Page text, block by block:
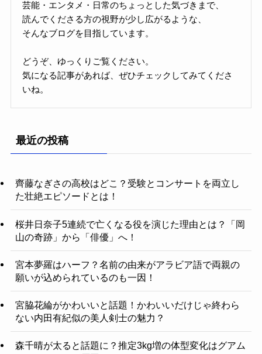
芸能・エンタメ・日常のちょっとした気づきまで、
読んでくださる方の視野が少し広がるような、
そんなブログを目指しています。
どうぞ、ゆっくりご覧ください。
気になる記事があれば、ぜひチェックしてみてくださ
いね。
最近の投稿
齊藤なぎさの高校はどこ？受験とコンサートを両立し
た壮絶エピソードとは！
桜井日奈子5連続で亡くなる役を演じた理由とは？「岡
山の奇跡」から「俳優」へ！
宮本夢羅はハーフ？名前の由来がアラビア語で両親の
願いが込められているのも一因！
宮脇花綸がかわいいと話題！かわいいだけじゃ終わら
ない内田有紀似の美人剣士の魅力？
森千晴が太ると話題に？推定3kg増の体型変化はグアム